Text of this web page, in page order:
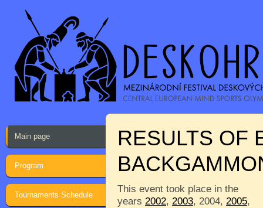
Main page
Program
Tournaments Schedule
RESULTS OF
This event took place in the
years 2002, 2003, 2004, 2005,